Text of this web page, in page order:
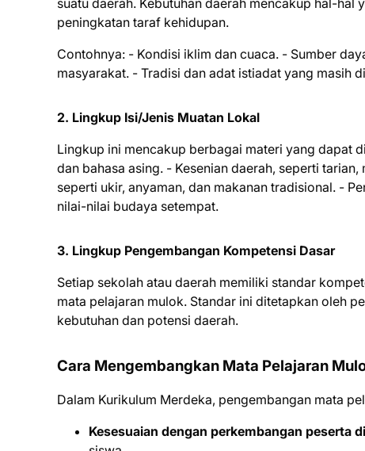
suatu daerah. Kebutuhan daerah mencakup hal-
peningkatan taraf kehidupan.
Contohnya: - Kondisi iklim dan cuaca. - Sumber
masyarakat. - Tradisi dan adat istiadat yang masih
2. Lingkup Isi/Jenis Muatan Lokal
Lingkup ini mencakup berbagai materi yang dapat
dan bahasa asing. - Kesenian daerah, seperti
seperti ukir, anyaman, dan makanan tradisional. -
nilai-nilai budaya setempat.
3. Lingkup Pengembangan Kompetensi Dasar
Setiap sekolah atau daerah memiliki standar
mata pelajaran mulok. Standar ini ditetapkan oleh
kebutuhan dan potensi daerah.
Cara Mengembangkan Mata Pelajaran
Dalam Kurikulum Merdeka, pengembangan mata
Kesesuaian dengan perkembangan peserta